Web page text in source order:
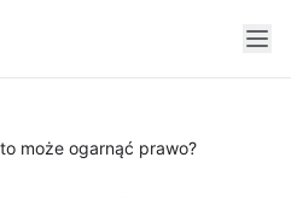
może ogarnąć prawo?